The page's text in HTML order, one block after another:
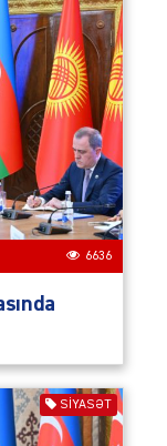
6636
SIYASƏT